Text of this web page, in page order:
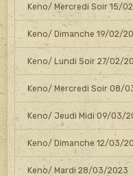
Keno/ Mercredi Soir 15/
Keno/ Dimanche 19/02/
Keno/ Lundi Soir 27/02/
Keno/ Mercredi Soir 08/
Keno/ Jeudi Midi 09/03/
Keno/ Dimanche 12/03/
Keno/ Mardi 28/03/2023